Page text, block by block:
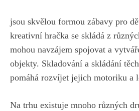
jsou skvělou ‍formou zábavy pro
kreativní hračka se skládá z
mohou navzájem ‌spojovat a
objekty. ‌Skladování ⁣a ‌skládání
pomáhá rozvíjet jejich motoriku a
Na ⁤trhu existuje mnoho různých